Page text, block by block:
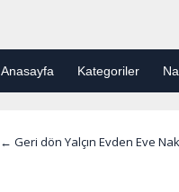
Anasayfa Kategoriler
← Geri dön Yalçın Evden Eve